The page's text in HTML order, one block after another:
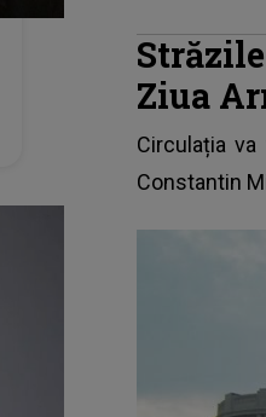
Ziua
Circulația
Constantin